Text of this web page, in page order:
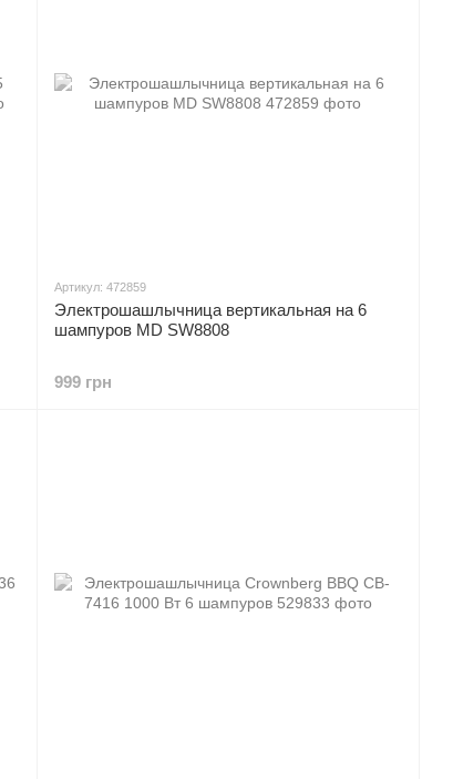
Артикул: 472859
Электрошашлычница вертикальная на 6
шампуров MD SW8808
999 грн